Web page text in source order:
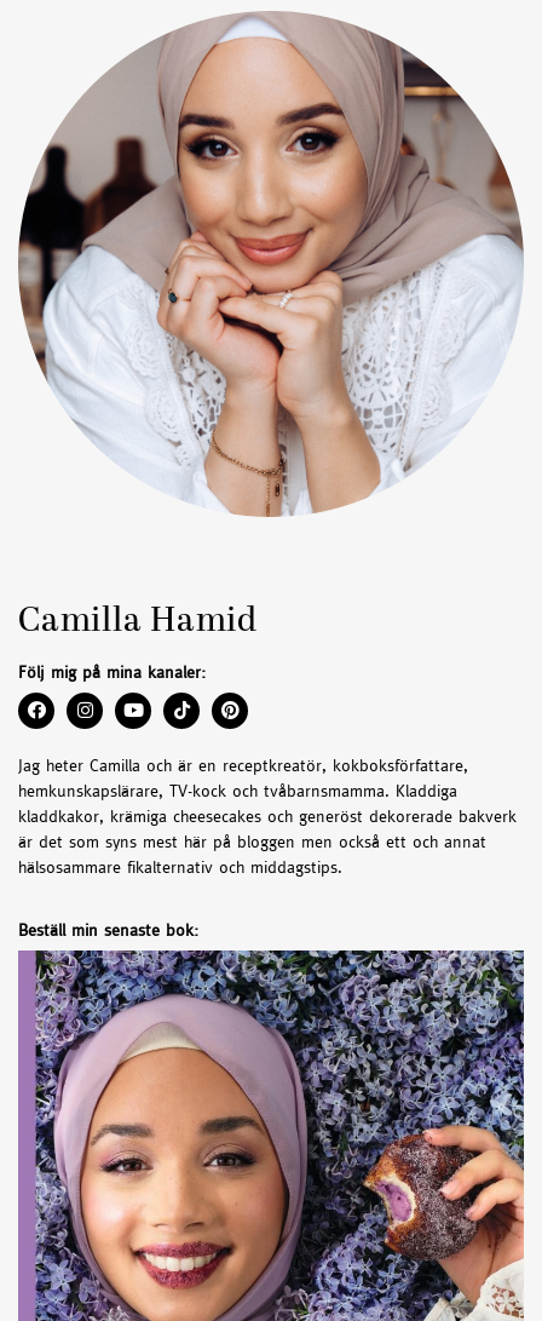
Camilla Hamid
Följ mig på mina kanaler:
Jag heter Camilla och är en receptkreatör, kokboksförfattare,
hemkunskapslärare, TV-kock och tvåbarnsmamma. Kladdiga
kladdkakor, krämiga cheesecakes och generöst dekorerade bakverk
är det som syns mest här på bloggen men också ett och annat
hälsosammare fikalternativ och middagstips.
Beställ min senaste bok: